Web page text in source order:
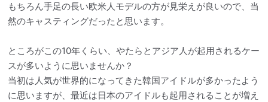
もちろん手足の長い欧米人モデルの方が見栄えが良いので、当
然のキャスティングだったと思います。
ところがこの10年くらい、やたらとアジア人が起用されるケー
スが多いように思いませんか？
当初は人気が世界的になってきた韓国アイドルが多かったよう
に思いますが、最近は日本のアイドルも起用されることが増え